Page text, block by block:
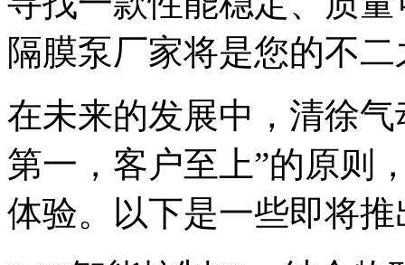
隔膜泵厂家将是您的不
在未来的发展中，清徐
第一，客户至上”的原则
体验。以下是一些即将